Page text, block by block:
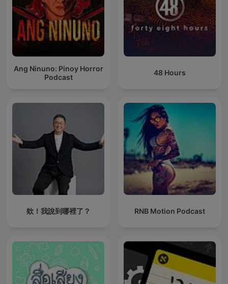
Ang Ninuno: Pinoy Horror
Podcast
48 Hours
欸！我說到哪裡了？ RNB Motion Podcast